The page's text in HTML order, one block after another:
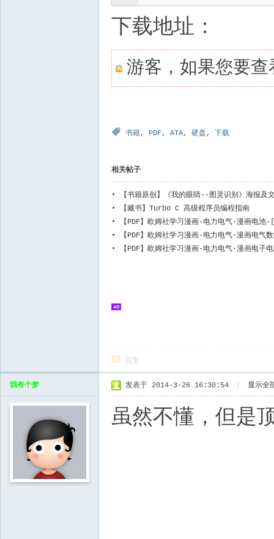
下载地址：
游客，如果您要
书籍, PDF, ATA, 硬盘, 下载
相关帖子
•
【书籍原创】《我的眼睛--图灵识别》海报及
•
【藏书】Turbo C 高级程序员编程指南
•
【PDF】欧姆社学习漫画-电力电气·漫画
出版社-2012
•
【PDF】欧姆社学习漫画-电力电气·漫画电
社-2012
•
【PDF】欧姆社学习漫画-电力电气·漫画电
回复
我有个梦 发表于 2014-3-26 16:30:54 显示全
虽然不懂，但是